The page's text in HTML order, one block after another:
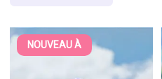
NOUVEAU À